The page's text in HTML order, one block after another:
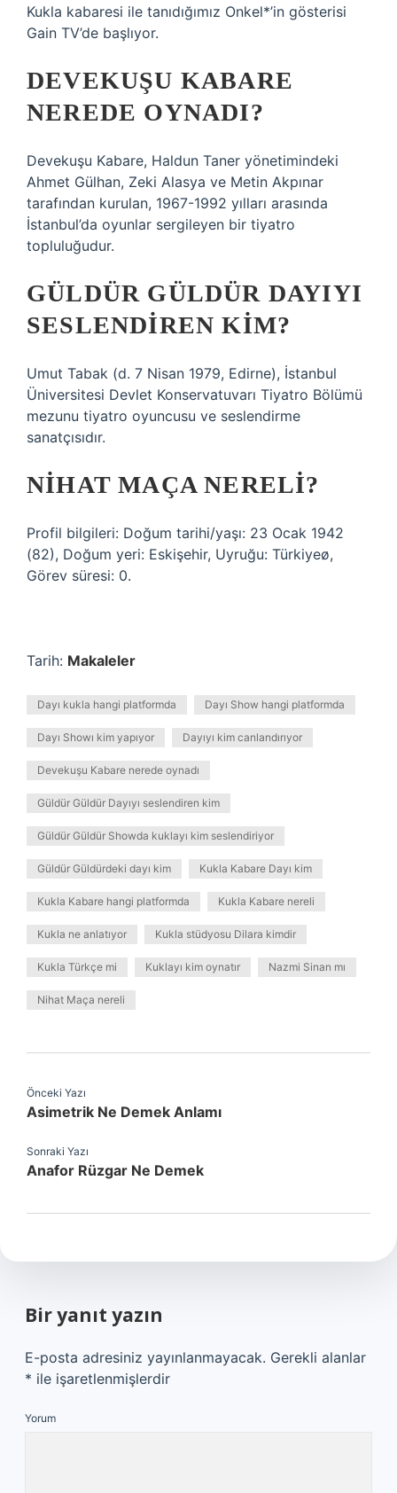
Kukla kabaresi ile tanıdığımız Onkel*’in gösterisi
Gain TV’de başlıyor.
DEVEKUŞU KABARE
NEREDE OYNADI?
Devekuşu Kabare, Haldun Taner yönetimindeki
Ahmet Gülhan, Zeki Alasya ve Metin Akpınar
tarafından kurulan, 1967-1992 yılları arasında
İstanbul’da oyunlar sergileyen bir tiyatro
topluluğudur.
GÜLDÜR GÜLDÜR DAYIYI
SESLENDIREN KIM?
Umut Tabak (d. 7 Nisan 1979, Edirne), İstanbul
Üniversitesi Devlet Konservatuvarı Tiyatro Bölümü
mezunu tiyatro oyuncusu ve seslendirme
sanatçısıdır.
NIHAT MAÇA NERELI?
Profil bilgileri: Doğum tarihi/yaşı: 23 Ocak 1942
(82), Doğum yeri: Eskişehir, Uyruğu: Türkiyeø,
Görev süresi: 0.
Tarih: Makaleler
Dayı kukla hangi platformda Dayı Show hangi platformda
Dayı Showı kim yapıyor Dayıyı kim canlandırıyor
Devekuşu Kabare nerede oynadı
Güldür Güldür Dayıyı seslendiren kim
Güldür Güldür Showda kuklayı kim seslendiriyor
Güldür Güldürdeki dayı kim Kukla Kabare Dayı kim
Kukla Kabare hangi platformda Kukla Kabare nereli
Kukla ne anlatıyor Kukla stüdyosu Dilara kimdir
Kukla Türkçe mi Kuklayı kim oynatır Nazmi Sinan mı
Nihat Maça nereli
Önceki Yazı
Asimetrik Ne Demek Anlamı
Sonraki Yazı
Anafor Rüzgar Ne Demek
Bir yanıt yazın
E-posta adresiniz yayınlanmayacak. Gerekli alanlar
* ile işaretlenmişlerdir
Yorum